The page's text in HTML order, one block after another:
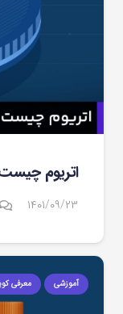
اتریوم
۱۴۰۱/۰۹/۲۳
آموزشی معرفی